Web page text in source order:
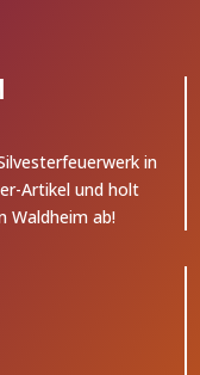
in
Artikel und holt
Waldheim ab!